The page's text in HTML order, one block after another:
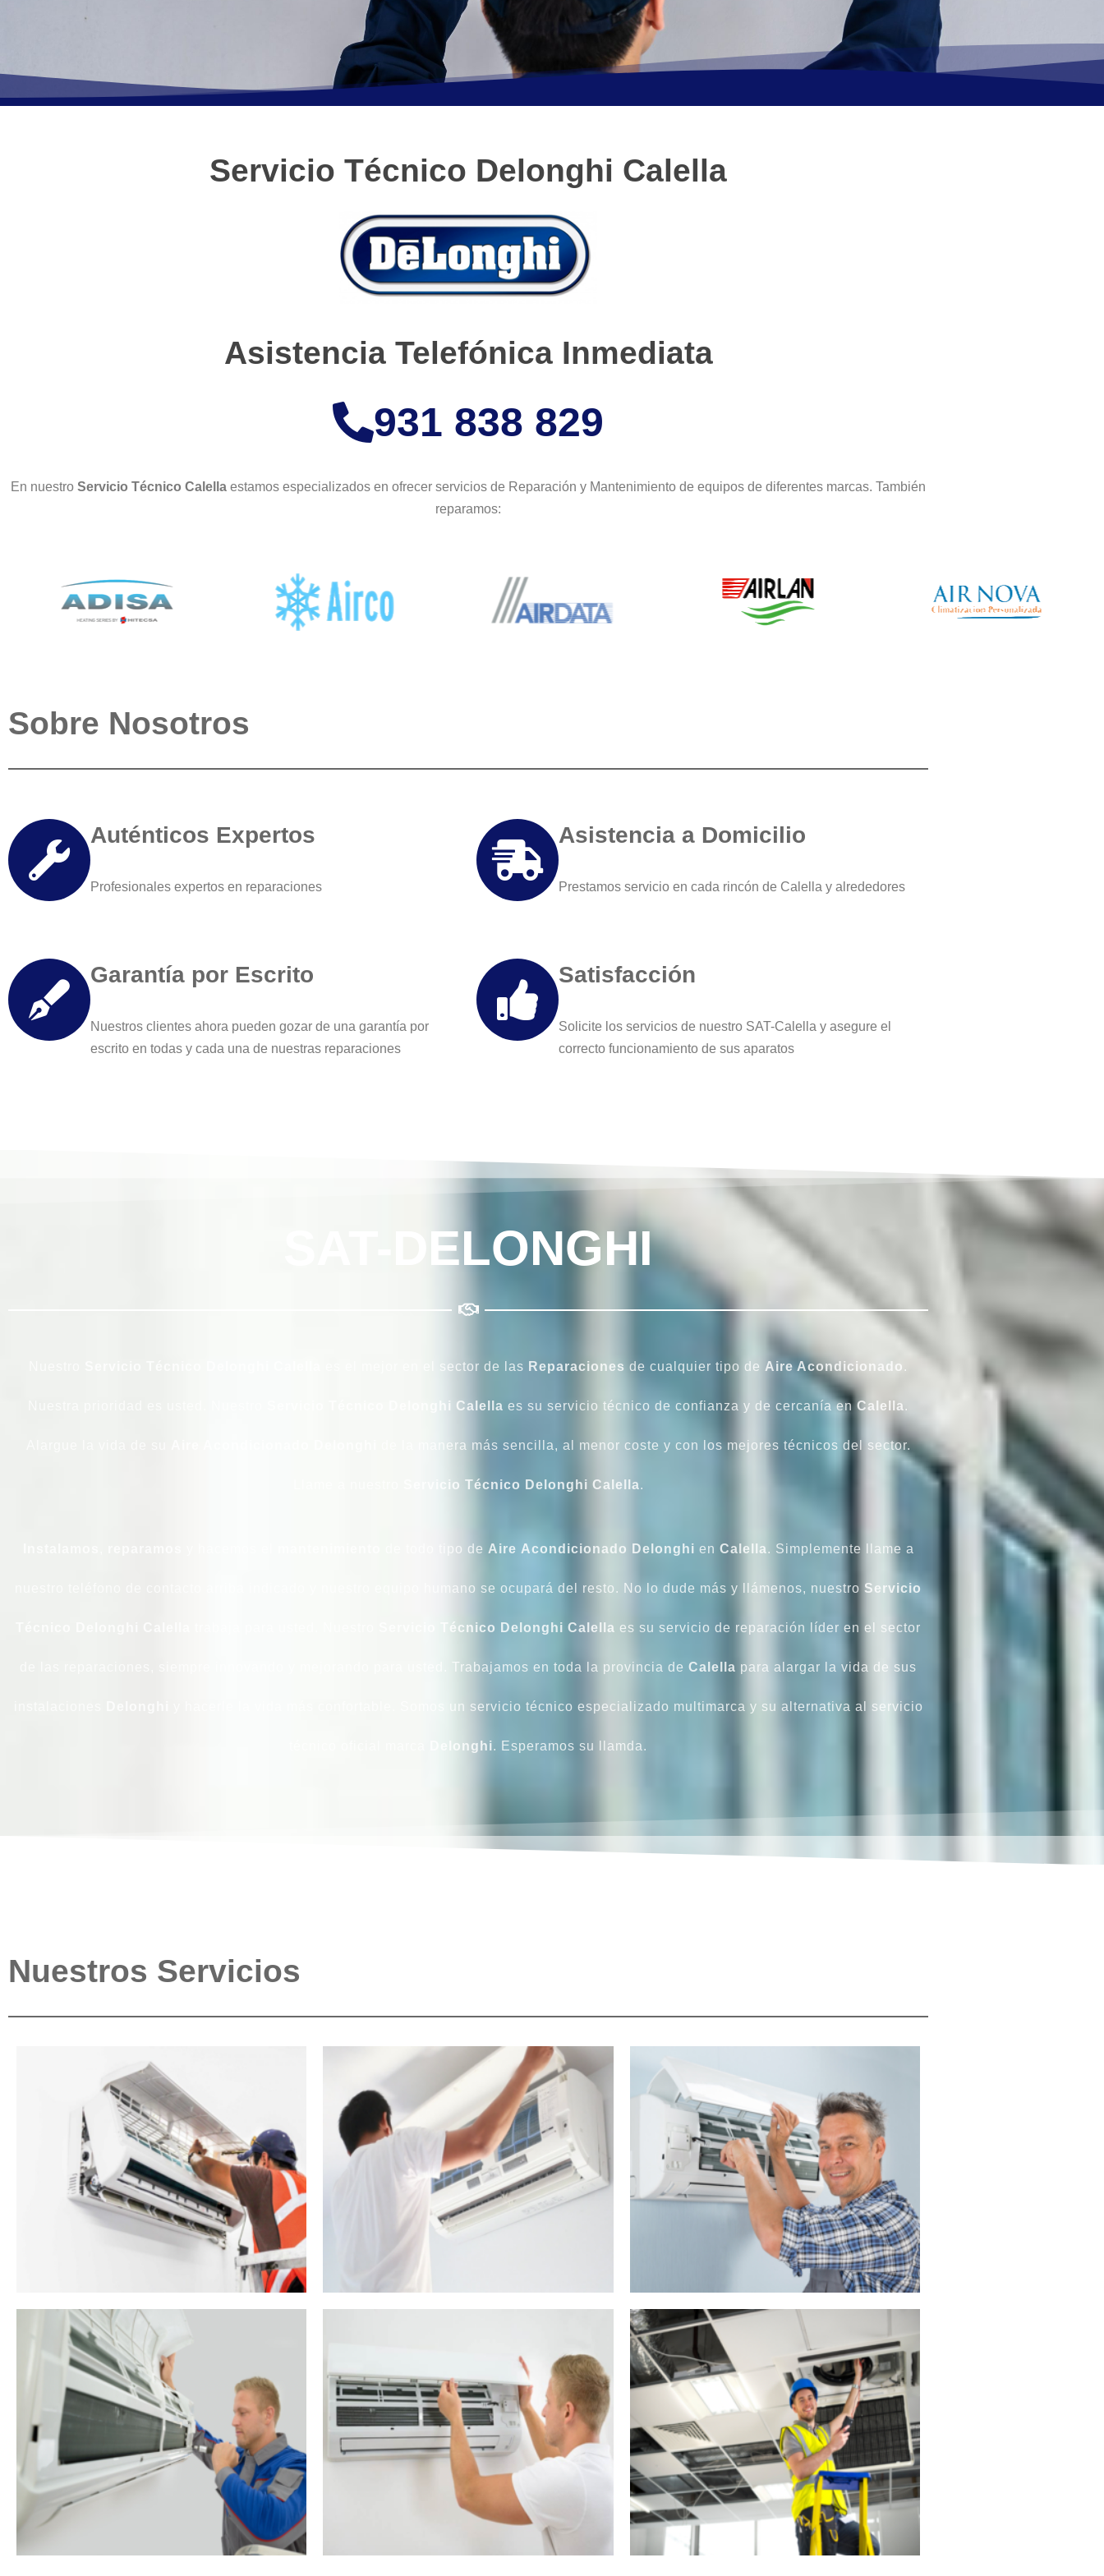
Servicio Técnico Delonghi Calella
Asistencia Telefónica Inmediata
931 838 829
En nuestro Servicio Técnico Calella estamos especializados en ofrecer servicios de Reparación y Mantenimiento de equipos de diferentes marcas. También
reparamos:
Sobre Nosotros
Auténticos Expertos
Profesionales expertos en reparaciones
Asistencia a Domicilio
Prestamos servicio en cada rincón de Calella y alrededores
Garantía por Escrito
Nuestros clientes ahora pueden gozar de una garantía por
escrito en todas y cada una de nuestras reparaciones
Satisfacción
Solicite los servicios de nuestro SAT-Calella y asegure el
correcto funcionamiento de sus aparatos
SAT-DELONGHI
es el mejor en el sector de las Reparaciones de cualquier tipo de Aire Acondicionado .
Servicio Técnico Delonghi Calella es su servicio técnico de confianza y de cercanía en Calella .
de la manera más sencilla, al menor coste y con los mejores técnicos del sector.
Servicio Técnico Delonghi Calella.
de todo tipo de Aire Acondicionado Delonghi en Calella. Simplemente llame a
nuestro teléfono de contacto arriba indicado y nuestro equipo humano se ocupará del resto. No lo dude más y llámenos, nuestro Servicio
Técnico Delonghi Calella es su servicio de reparación líder en el sector
de las reparaciones, siempre innovando y mejorando para usted. Trabajamos en toda la provincia de Calella para alargar la vida de sus
y hacerle la vida más confortable. Somos un servicio técnico especializado multimarca y su alternativa al servicio
Delonghi. Esperamos su llamda.
Nuestros Servicios